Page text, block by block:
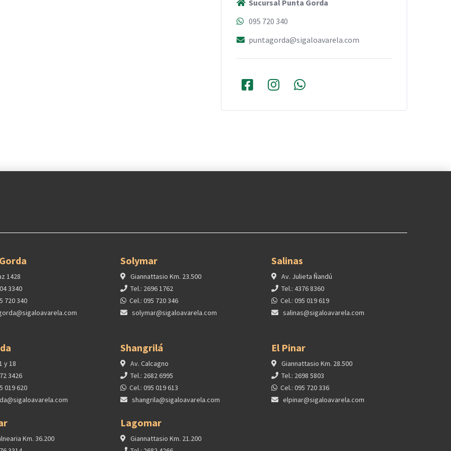
Sucursal Punta Gorda
095 720 340
puntagorda@sigaloavarela.com
1428
3340
720 340
Solymar
Giannattasio Km. 23.500
Tel.: 2696 1762
Cel.: 095 720 346
solymar@sigaloavarela.com
Salinas
Av. Julieta Ñandú
Tel.: 4376 8360
Cel.: 095 019 619
salinas@sigaloavarela.com
y 18
3426
019 620
Shangrilá
Av. Calcagno
Tel.: 2682 6995
Cel.: 095 019 613
shangrila@sigaloavarela.com
El Pinar
Giannattasio Km. 28.500
Tel.: 2698 5803
Cel.: 095 720 336
elpinar@sigaloavarela.com
Km. 36.200
Lagomar
Giannattasio Km. 21.200